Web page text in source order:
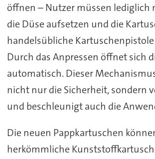
öffnen – Nutzer müssen lediglich
die Düse aufsetzen und die
handelsübliche
Durch das Anpressen öffnet sich
automatisch. Dieser
nicht nur die Sicherheit, sondern
und beschleunigt auch die
Die neuen Pappkartuschen
herkömmliche